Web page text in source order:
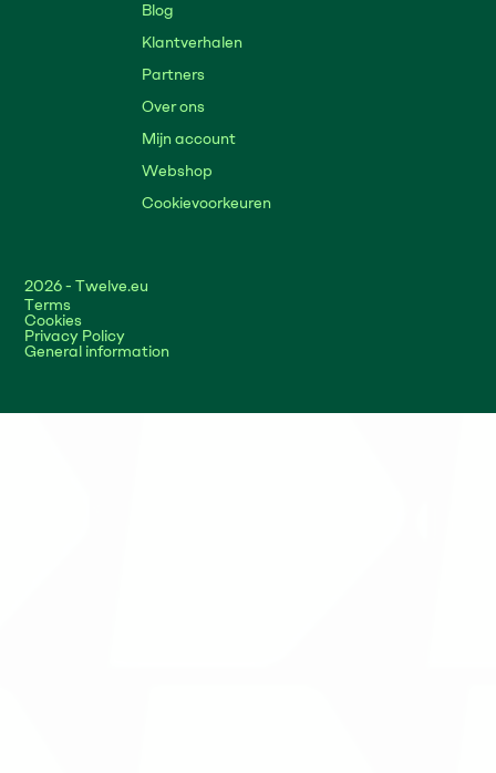
Blog
Klantverhalen
Partners
Over ons
Mijn account
Webshop
Cookievoorkeuren
2026- Twelve.eu
Terms
Cookies
Privacy Policy
General information